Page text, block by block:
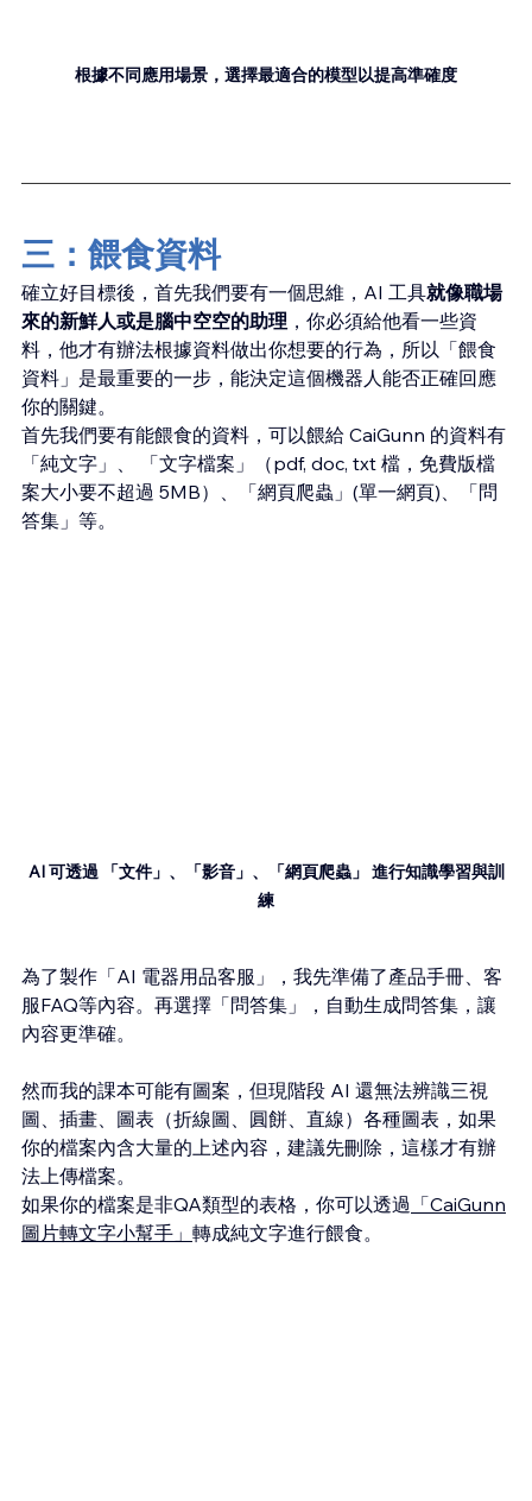
根據不同應用場景，選擇最適合的模型以提高準確度
三：餵食資料
確立好目標後，首先我們要有一個思維，AI 工具就像職場
來的新鮮人或是腦中空空的助理 ，你必須給他看一些資
料，他才有辦法根據資料做出你想要的行為，所以「餵食
資料」是最重要的一步，能決定這個機器人能否正確回應
你的關鍵。
首先我們要有能餵食的資料，可以餵給 CaiGunn 的資料有
「純文字」、 「文字檔案」（pdf, doc, txt 檔，免費版檔
案大小要不超過 5MB）、「網頁爬蟲」(單一網頁)、「問
答集」等。
AI 可透過 「文件」、「影音」、「網頁爬蟲」 進行知識學習與訓
練
為了製作「AI 電器用品客服」，我先準備了產品手冊、客
服FAQ等內容。再選擇「問答集」，自動生成問答集，讓
內容更準確。
然而我的課本可能有圖案，但現階段 AI 還無法辨識三視
圖、插畫、圖表（折線圖、圓餅、直線）各種圖表，如果
你的檔案內含大量的上述內容，建議先刪除，這樣才有辦
法上傳檔案。
如果你的檔案是非QA類型的表格，你可以透過 「CaiGunn
圖片轉文字小幫手」 轉成純文字進行餵食。